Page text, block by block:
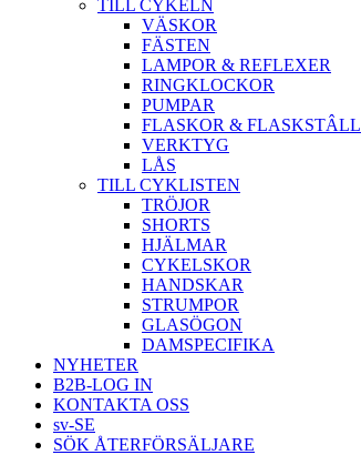
TILL CYKELN
VÄSKOR
FÄSTEN
LAMPOR & REFLEXER
RINGKLOCKOR
PUMPAR
FLASKOR & FLASKSTÂLL
VERKTYG
LÅS
TILL CYKLISTEN
TRÖJOR
SHORTS
HJÄLMAR
CYKELSKOR
HANDSKAR
STRUMPOR
GLASÖGON
DAMSPECIFIKA
NYHETER
B2B-LOG IN
KONTAKTA OSS
sv-SE
SÖK ÅTERFÖRSÄLJARE